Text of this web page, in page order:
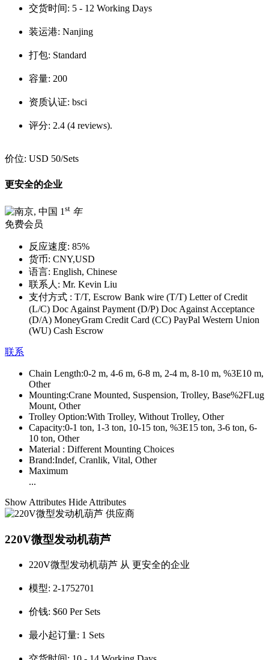
交货时间: 5 - 12 Working Days
装运港: Nanjing
打包: Standard
容量: 200
资质认证: bsci
评分: 2.4 (4 reviews).
价位: USD 50/Sets
更安全的企业
1 st 年
免费会员
反应速度: 85%
货币: CNY,USD
语言: English, Chinese
联系人: Mr. Kevin Liu
支付方式 : T/T, Escrow Bank wire (T/T) Letter of Credit
(L/C) Doc Against Payment (D/P) Doc Against Acceptance
(D/A) MoneyGram Credit Card (CC) PayPal Western Union
(WU) Cash Escrow
联系
Chain Length:0-2 m, 4-6 m, 6-8 m, 2-4 m, 8-10 m, %3E10 m,
Other
Mounting:Crane Mounted, Suspension, Trolley, Base%2FLug
Mount, Other
Trolley Option:With Trolley, Without Trolley, Other
Capacity:0-1 ton, 1-3 ton, 10-15 ton, %3E15 ton, 3-6 ton, 6-
10 ton, Other
Material : Different Mounting Choices
Brand:Indef, Cranlik, Vital, Other
Maximum
...
Show Attributes Hide Attributes
220V微型发动机葫芦
220V微型发动机葫芦 从 更安全的企业
模型: 2-1752701
价钱: $60 Per Sets
最小起订量: 1 Sets